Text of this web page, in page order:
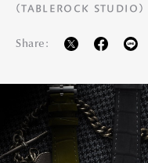
（TABLEROCK STUDIO）
Share: